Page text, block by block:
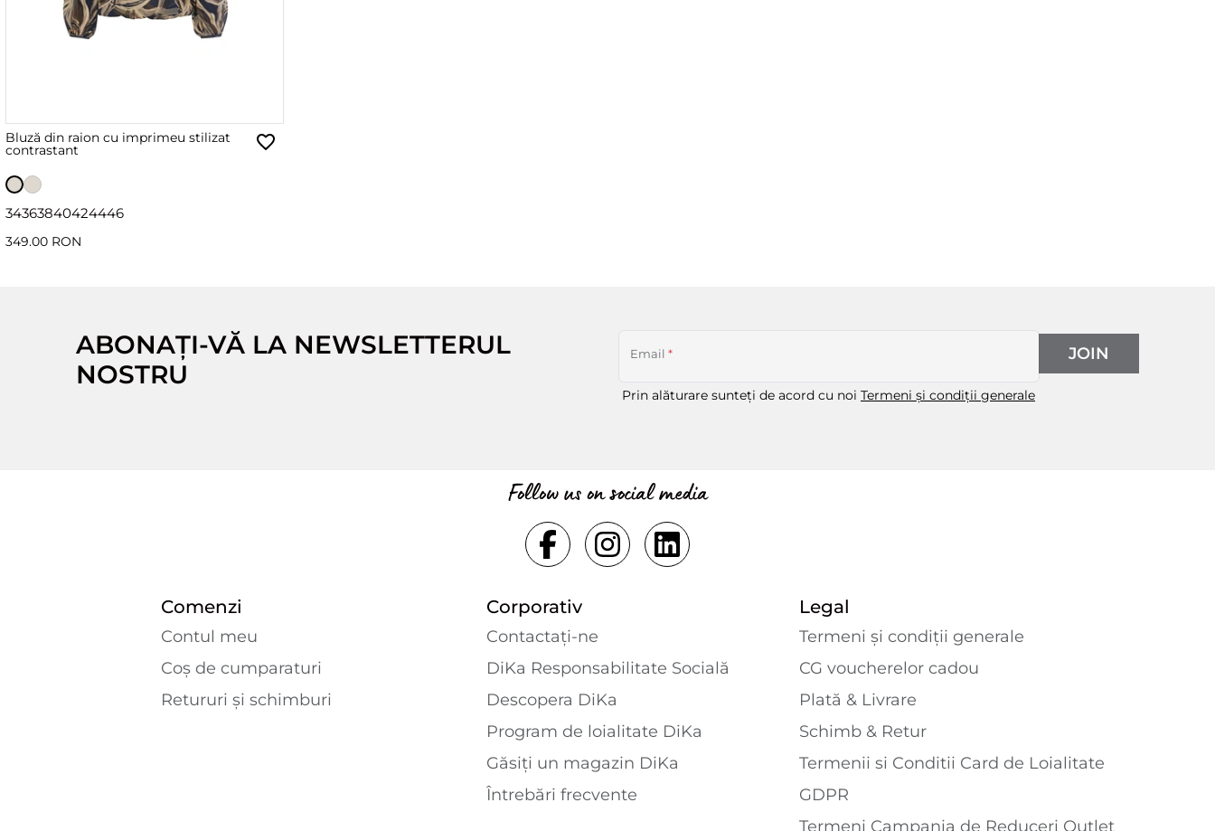
Bluză din raion cu imprimeu stilizat
contrastant
34363840424446
349.00 RON
ABONAȚI-VĂ LA NEWSLETTERUL
NOSTRU
Email *
Prin alăturare sunteți de acord cu noi Termeni și condiții generale
JOIN
Follow us on social media
Comenzi
Contul meu
Coș de cumparaturi
Retururi și schimburi
Corporativ
Contactaţi-ne
DiKa Responsabilitate Socială
Descopera DiKa
Program de loialitate DiKa
Găsiți un magazin DiKa
Întrebări frecvente
Legal
Termeni și condiții generale
CG voucherelor cadou
Plată & Livrare
Schimb & Retur
Termenii si Conditii Card de Loialitate
GDPR
Termeni Campania de Reduceri Outlet